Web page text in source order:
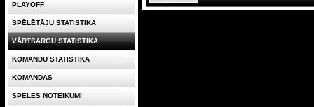
PLAYOFF
SPĒLĒTĀJU STATISTIKA
VĀRTSARGU STATISTIKA
KOMANDU STATISTIKA
KOMANDAS
SPĒLES NOTEIKUMI